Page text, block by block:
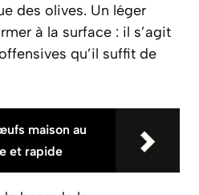
des olives. Un léger
à la surface : il s’agit
qu’il suffit de
maison au
et rapide